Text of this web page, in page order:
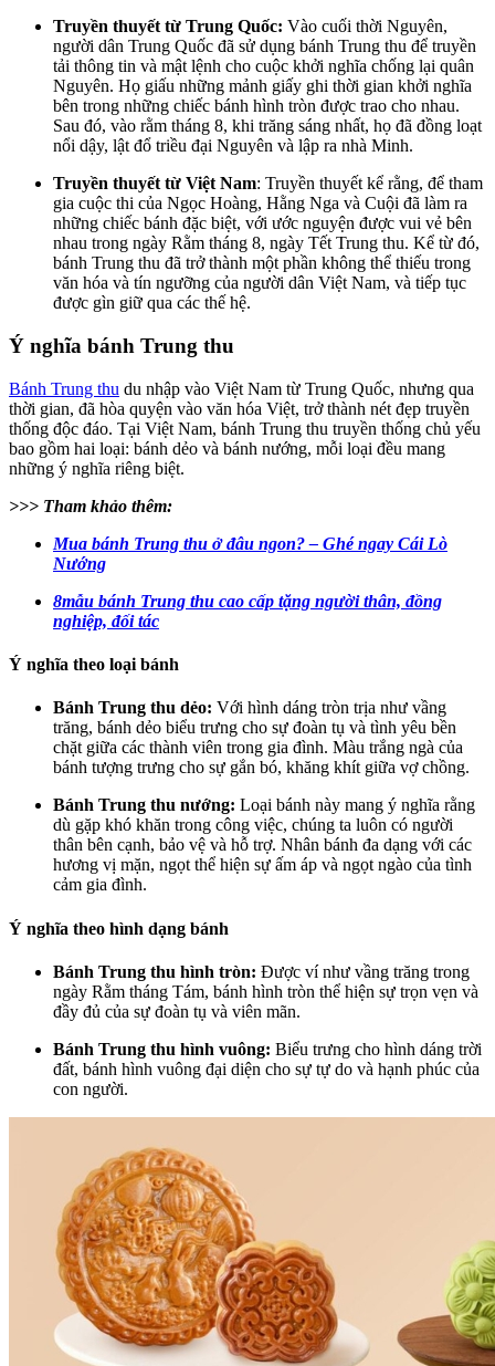
Truyền thuyết từ Trung Quốc: Vào cuối thời Nguyên,
người dân Trung Quốc đã sử dụng bánh Trung thu để truyền
tải thông tin và mật lệnh cho cuộc khởi nghĩa chống lại quân
Nguyên. Họ giấu những mảnh giấy ghi thời gian khởi nghĩa
bên trong những chiếc bánh hình tròn được trao cho nhau.
Sau đó, vào rằm tháng 8, khi trăng sáng nhất, họ đã đồng loạt
nổi dậy, lật đổ triều đại Nguyên và lập ra nhà Minh.
Truyền thuyết từ Việt Nam: Truyền thuyết kể rằng, để tham
gia cuộc thi của Ngọc Hoàng, Hằng Nga và Cuội đã làm ra
những chiếc bánh đặc biệt, với ước nguyện được vui vẻ bên
nhau trong ngày Rằm tháng 8, ngày Tết Trung thu. Kể từ đó,
bánh Trung thu đã trở thành một phần không thể thiếu trong
văn hóa và tín ngưỡng của người dân Việt Nam, và tiếp tục
được gìn giữ qua các thế hệ.
Ý nghĩa bánh Trung thu
Bánh Trung thu du nhập vào Việt Nam từ Trung Quốc, nhưng qua
thời gian, đã hòa quyện vào văn hóa Việt, trở thành nét đẹp truyền
thống độc đáo. Tại Việt Nam, bánh Trung thu truyền thống chủ yếu
bao gồm hai loại: bánh dẻo và bánh nướng, mỗi loại đều mang
những ý nghĩa riêng biệt.
>>> Tham khảo thêm:
Mua bánh Trung thu ở đâu ngon? – Ghé ngay Cái Lò
Nướng
8mẫu bánh Trung thu cao cấp tặng người thân, đồng
nghiệp, đối tác
Ý nghĩa theo loại bánh
Bánh Trung thu dẻo: Với hình dáng tròn trịa như vầng
trăng, bánh dẻo biểu trưng cho sự đoàn tụ và tình yêu bền
chặt giữa các thành viên trong gia đình. Màu trắng ngà của
bánh tượng trưng cho sự gắn bó, khăng khít giữa vợ chồng.
Bánh Trung thu nướng: Loại bánh này mang ý nghĩa rằng
dù gặp khó khăn trong công việc, chúng ta luôn có người
thân bên cạnh, bảo vệ và hỗ trợ. Nhân bánh đa dạng với các
hương vị mặn, ngọt thể hiện sự ấm áp và ngọt ngào của tình
cảm gia đình.
Ý nghĩa theo hình dạng bánh
Bánh Trung thu hình tròn: Được ví như vầng trăng trong
ngày Rằm tháng Tám, bánh hình tròn thể hiện sự trọn vẹn và
đầy đủ của sự đoàn tụ và viên mãn.
Bánh Trung thu hình vuông: Biểu trưng cho hình dáng trời
đất, bánh hình vuông đại diện cho sự tự do và hạnh phúc của
con người.